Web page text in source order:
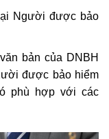
Người được bảo
bản của DNBH
được bảo hiểm
phù hợp với các